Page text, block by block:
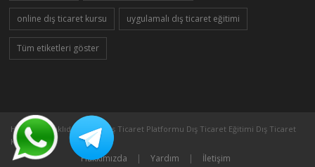
online dış ticaret kursu uygulamalı dış ticaret eğitimi
Tüm etiketleri göster
Her Hakkı Saklıdır ©2005 Dış Ticaret Platformu Dış Ticaret Eğitimi Dış Ticaret
Kursu
Hakkımızda | Yardım | İletişim